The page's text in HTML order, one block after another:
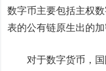
数字币主要包括主权
表的公有链原生出的加
对于数字货币，国